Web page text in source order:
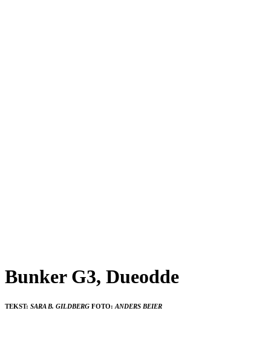
Bunker G3, Dueodde
TEKST: SARA B. GILDBERG FOTO: ANDERS BEIER